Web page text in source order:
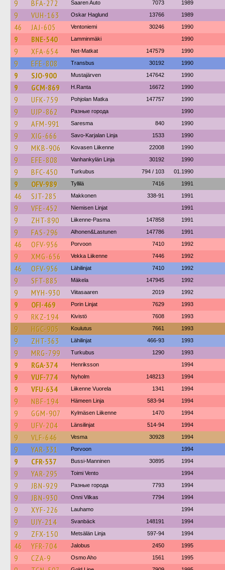
9 BFA-272 Saaren Auto 7073 1989
9 VUH-163 Oskar Haglund 13766 1989
46 JAJ-605 Ventoniemi 30246 1990
9 BNE-540 Lamminmäki 1990
9 XFA-654 Net-Matkat 147579 1990
9 EFE-808 Transbus 30192 1990
9 SJO-900 Mustajärven 147642 1990
9 GCM-869 H.Ranta 16672 1990
9 UFK-759 Pohjolan Matka 147757 1990
9 UJP-862 Разные города 1990
9 AFM-991 Saresma 840 1990
9 XIG-666 Savo-Karjalan Linja 1533 1990
9 MKB-906 Kovasen Liikenne 22008 1990
9 EFE-808 Vanhankylän Linja 30192 1990
9 BFC-450 Turkubus 794 / 103 01.1990
9 OFV-989 Tyllilä 7416 1991
46 SJT-285 Makkonen 338-91 1991
9 VFE-452 Niemisen Linjat 1991
9 ZHT-890 Liikenne-Pasma 147858 1991
9 FAS-296 Alhonen&Lastunen 147786 1991
46 OFV-956 Porvoon 7410 1992
9 XMG-656 Vekka Liikenne 7446 1992
46 OFV-956 Lähilinjat 7410 1992
9 SFT-885 Mäkela 147945 1992
9 MYH-930 Viitasaaren 2019 1992
9 OFI-469 Porin Linjat 7629 1993
9 RKZ-194 Kivistö 7608 1993
9 HGC-905 Koulutus 7661 1993
9 ZHT-363 Lähilinjat 466-93 1993
9 MRG-799 Turkubus 1290 1993
9 RGA-374 Henriksson 1994
9 VUF-774 Nyholm 148213 1994
9 VFU-634 Liikenne Vuorela 1341 1994
9 NBF-194 Hämeen Linja 583-94 1994
9 GGM-907 Kylmäsen Liikenne 1470 1994
9 UFV-204 Länsilinjat 514-94 1994
9 VLF-646 Vesma 30928 1994
9 YAR-331 Porvoon 1994
9 CFR-537 Bussi-Manninen 30895 1994
9 YAR-295 Toimi Vento 1994
9 JBN-929 Разные города 7793 1994
9 JBN-930 Onni Vilkas 7794 1994
9 XYF-226 Lauhamo 1994
9 UJY-214 Svanbäck 148191 1994
9 ZFX-150 Metsälän Linja 597-94 1994
46 YFR-704 Jalobus 2450 1995
9 CZA-9 Osmo Aho 1561 1995